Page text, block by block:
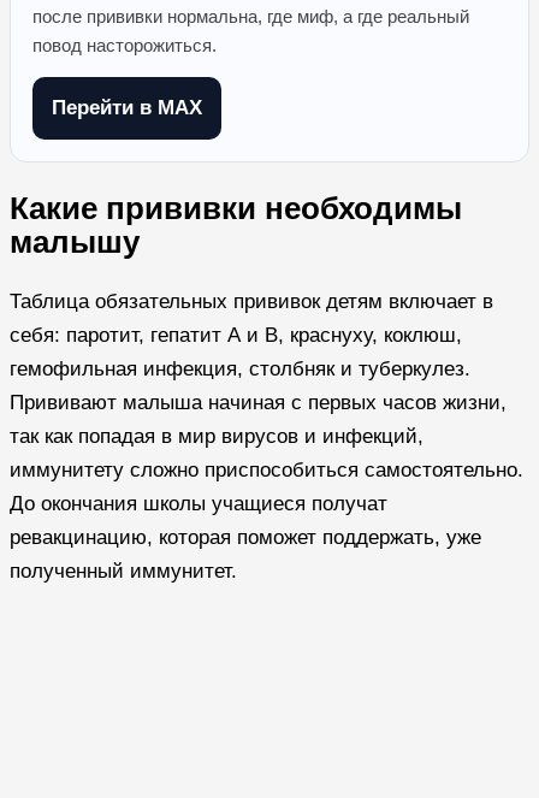
после прививки нормальна, где миф, а где реальный
повод насторожиться.
Перейти в MAX
Какие прививки необходимы
малышу
Таблица обязательных прививок детям включает в
себя: паротит, гепатит А и В, краснуху, коклюш,
гемофильная инфекция, столбняк и туберкулез.
Прививают малыша начиная с первых часов жизни,
так как попадая в мир вирусов и инфекций,
иммунитету сложно приспособиться самостоятельно.
До окончания школы учащиеся получат
ревакцинацию, которая поможет поддержать, уже
полученный иммунитет.